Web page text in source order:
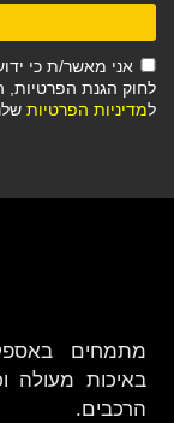
אני מאשר/ת כי
למדיניות הפרטיות
מתמחים
באיכות מעולה
הרכבים.